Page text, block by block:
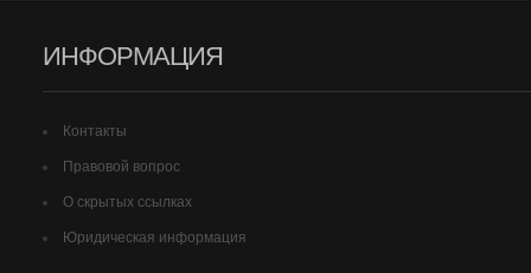
ИНФОРМАЦИЯ
Контакты
Правовой вопрос
О скрытых ссылках
Юридическая информация